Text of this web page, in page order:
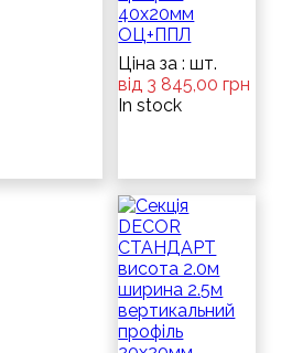
40x20мм
ОЦ+ППЛ
Ціна за : шт.
від 3 845,00 грн
In stock